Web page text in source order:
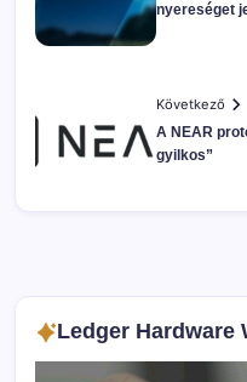
nyereséget
Következő
A NEAR
gyilkos”
Ledger Hardware